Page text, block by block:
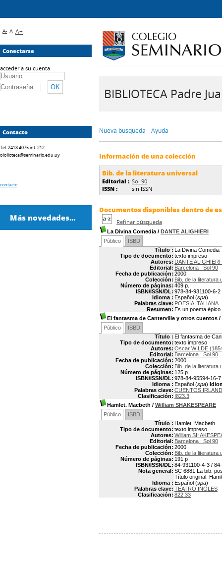
BIBLIOTECA Padre
Nueva búsqueda Ayuda
Información de una colección
Bib. de la literatura universal
Editorial : Sol 90
ISSN :
sin ISSN
Documentos disponibles dentro de
Refinar búsqueda
La Divina Comedia / DANTE ALIGHIERI
Público
ISBD
Título : La Divina Comedia
Tipo de documento: texto impreso
Autores: DANTE
Editorial: Barcelona : Sol 90
Fecha de publicación: 2000
Colección: Bib. de la literatura
Número de páginas: 409 p.
ISBN/ISSN/DL: 978-84-931100-6-2
Idioma : Español (spa)
Palabras clave: POESIA ITALIANA
Resumen: Es un poema
El fantasma de Canterville y otros cuentos /
Público
ISBD
Título : El fantasma de
Tipo de documento: texto impreso
Autores: Oscar WILDE
Editorial: Barcelona : Sol 90
Fecha de publicación: 2000
Colección: Bib. de la literatura
Número de páginas: 125 p
ISBN/ISSN/DL: 978-84-95594-16-7
Idioma : Español (spa)
Palabras clave: CUENTOS
Clasificación: I823.3
Hamlet. Macbeth / William SHAKESPEARE
Público
ISBD
Título : Hamlet. Macbeth
Tipo de documento: texto impreso
Autores: William
Editorial: Barcelona : Sol 90
Fecha de publicación: 2000
Colección: Bib. de la literatura
Número de páginas: 191 p
ISBN/ISSN/DL: 84-931100-4-3 /
Nota general: SC 6881 La bib.
Título original:
Idioma : Español (spa)
Palabras clave: TEATRO INGLES
Clasificación: 822.33
A- A A+
Conectarse
acceder a su cuenta
Contacto
Tel. 2418 4075 int. 212
biblioteca@seminario.edu.uy
contacto
Más novedades...